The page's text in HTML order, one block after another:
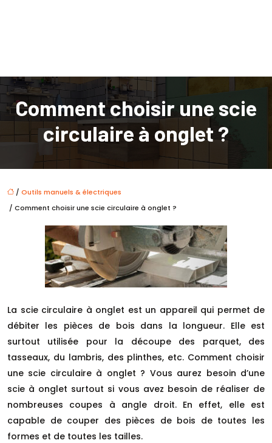
Comment choisir une scie
circulaire à onglet ?
/ Outils manuels & électriques
/ Comment choisir une scie circulaire à onglet ?
La scie circulaire à onglet est un appareil qui permet de
débiter les pièces de bois dans la longueur. Elle est
surtout utilisée pour la découpe des parquet, des
tasseaux, du lambris, des plinthes, etc. Comment choisir
une scie circulaire à onglet ? Vous aurez besoin d’une
scie à onglet surtout si vous avez besoin de réaliser de
nombreuses coupes à angle droit. En effet, elle est
capable de couper des pièces de bois de toutes les
formes et de toutes les tailles.